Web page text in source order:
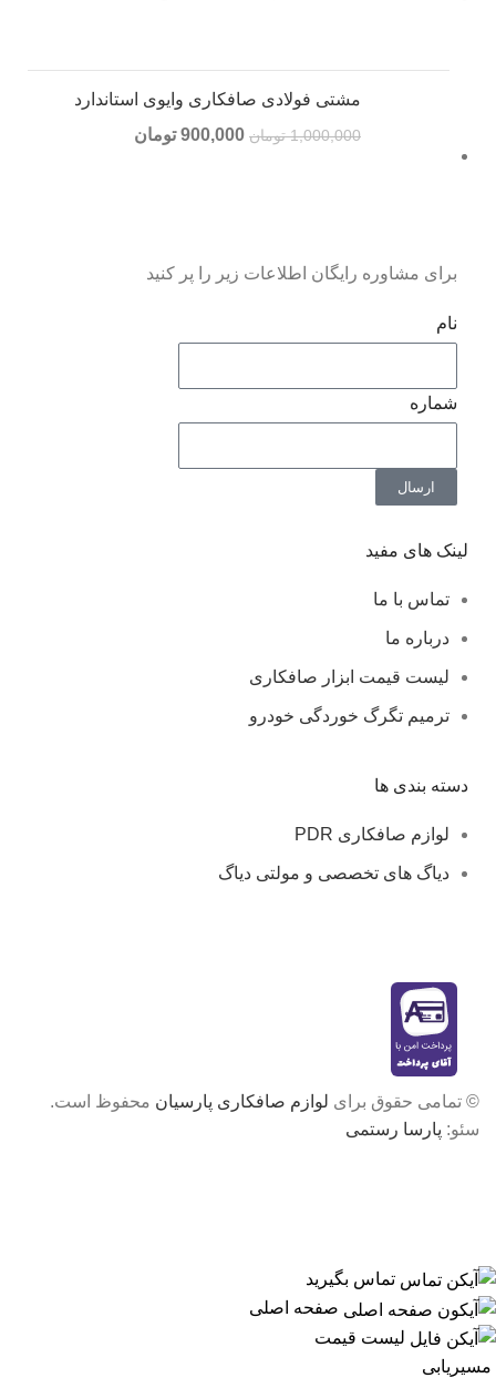
مشتی فولادی صافکاری وایوی استاندارد
1,000,000 تومان 900,000 تومان
برای مشاوره رایگان اطلاعات زیر را پر کنید
نام
شماره
ارسال
لینک های مفید
تماس با ما
درباره ما
لیست قیمت ابزار صافکاری
ترمیم تگرگ خوردگی خودرو
دسته بندی ها
لوازم صافکاری PDR
دیاگ های تخصصی و مولتی دیاگ
© تمامی حقوق برای لوازم صافکاری پارسیان محفوظ است.
سئو: پارسا رستمی
تماس بگیرید
صفحه اصلی
لیست قیمت
مسیریابی